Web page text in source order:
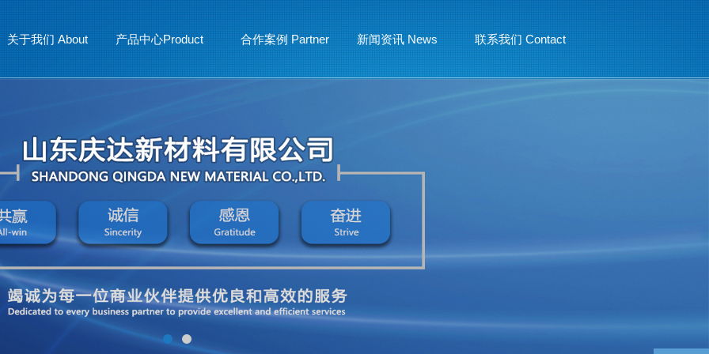
关于我们 About 产品中心Product 合作案例 Partner 新闻资讯 News 联系我们 Contact